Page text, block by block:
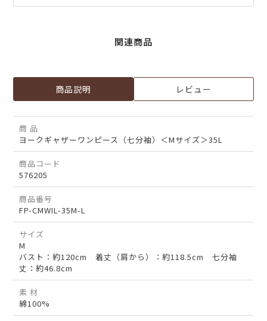
関連商品
商品説明 レビュー
商 品
ヨークギャザーワンピース（七分袖）＜Mサイズ＞35L
商品コード
576205
商品番号
FP-CMWIL-35M-L
サイズ
M
バスト：約120cm 着丈（肩から）：約118.5cm 七分袖
丈：約46.8cm
素 材
綿100%